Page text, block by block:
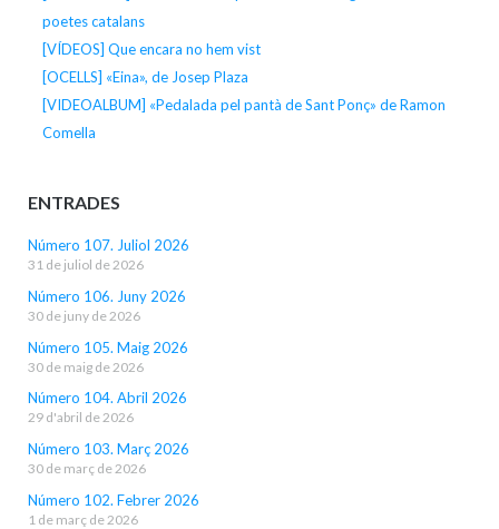
poetes catalans
[VÍDEOS] Que encara no hem vist
[OCELLS] «Eina», de Josep Plaza
[VIDEOALBUM] «Pedalada pel pantà de Sant Ponç» de Ramon
Comella
ENTRADES
Número 107. Juliol 2026
31 de juliol de 2026
Número 106. Juny 2026
30 de juny de 2026
Número 105. Maig 2026
30 de maig de 2026
Número 104. Abril 2026
29 d'abril de 2026
Número 103. Març 2026
30 de març de 2026
Número 102. Febrer 2026
1 de març de 2026